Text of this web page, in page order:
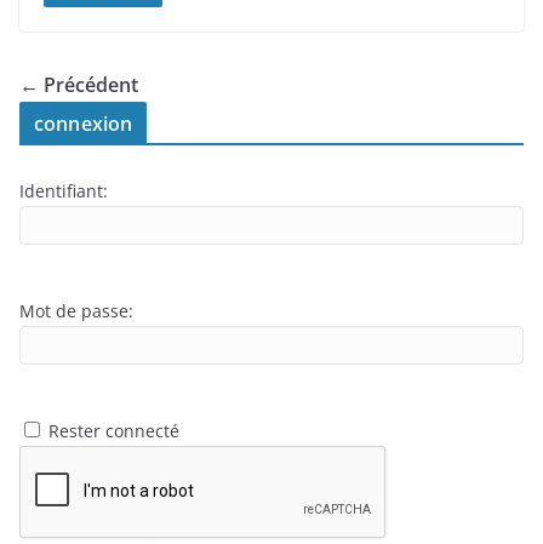
← Précédent
connexion
Identifiant:
Mot de passe:
Rester connecté